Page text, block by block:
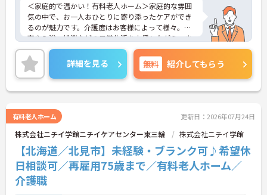
＜家庭的で温かい！有料老人ホーム＞家庭的な雰囲
気の中で、お一人おひとりに寄り添ったケアができ
るのが魅力です。介護度はお客様によって様々。食
事や入浴、排泄などの日常生活を支援しながら、ま
るで家族のように温かい時間を共有できます。
＜柔軟な働き方ができる＞プライベートを大切にし
たい方にとって、非常に働きやすい職場です。週1日
から勤務可能で、働ける時間や日数は相談に乗って
もらえます。また、子ども手当（10～18歳対象）も
っているのも嬉しいポイントです。
詳細を見る 無料 紹介してもらう
有料老人ホーム 更新日：2026年07月24日
株式会社ニチイ学館ニチイケアセンター東三輪 株式会社ニチイ学館
【北海道／北見市】未経験・ブランク可♪希望休
日相談可／再雇用75歳まで／有料老人ホーム／
介護職